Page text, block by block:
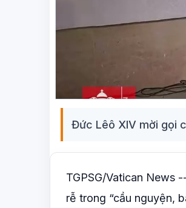
Đức Lêô XIV mời gọi
TGPSG/Vatican News
rễ trong “cầu nguyện,